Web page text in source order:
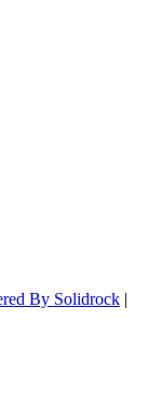
By Solidrock |